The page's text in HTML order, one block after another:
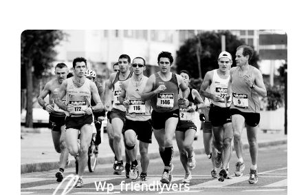
Wp_friendlyvers